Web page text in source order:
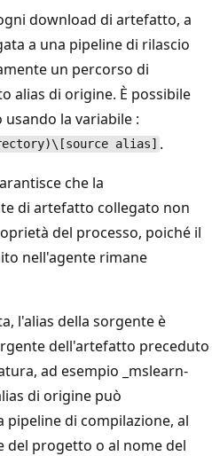
download di artefatto, a
a una pipeline di rilascio
un percorso di
alias di origine. È possibile
la variabile :
alias] .
che la
di artefatto collegato non
del processo, poiché il
nell'agente rimane
l'alias della sorgente è
dell'artefatto preceduto
ad esempio _mslearn-
di origine può
di compilazione, al
del progetto o al nome del